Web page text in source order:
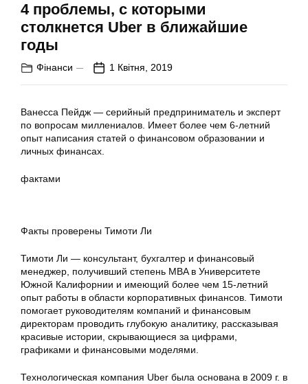
4 проблемы, с которыми
столкнется Uber в ближайшие
годы
Фінанси 1 Квітня, 2019
Ванесса Пейдж — серийный предприниматель и эксперт
по вопросам миллениалов. Имеет более чем 6-летний
опыт написания статей о финансовом образовании и
личных финансах.
фактами
Факты проверены Тимоти Ли
Тимоти Ли — консультант, бухгалтер и финансовый
менеджер, получивший степень MBA в Университете
Южной Калифорнии и имеющий более чем 15-летний
опыт работы в области корпоративных финансов. Тимоти
помогает руководителям компаний и финансовым
директорам проводить глубокую аналитику, рассказывая
красивые истории, скрывающиеся за цифрами,
графиками и финансовыми моделями.
Технологическая компания Uber была основана в 2009 г. в